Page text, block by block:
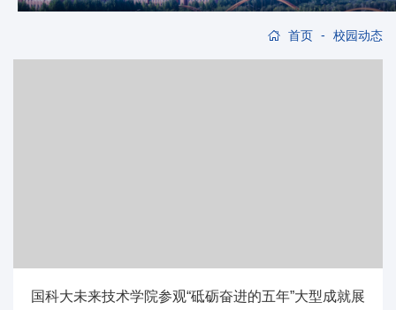
首页 - 校园动态
国科大未来技术学院参观“砥砺奋进的五年”大型成就展